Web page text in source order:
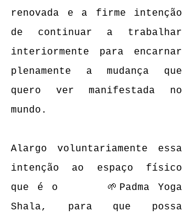
renovada e a firme intenção
de continuar a trabalhar
interiormente para encarnar
plenamente a mudança que
quero ver manifestada no
mundo.
Alargo voluntariamente essa
intenção ao espaço físico
que é o      🌱Padma Yoga
Shala, para que possa